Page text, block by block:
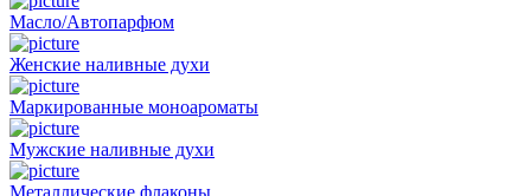
Масло/Автопарфюм
Женские наливные духи
Маркированные моноароматы
Мужские наливные духи
Металлические флаконы